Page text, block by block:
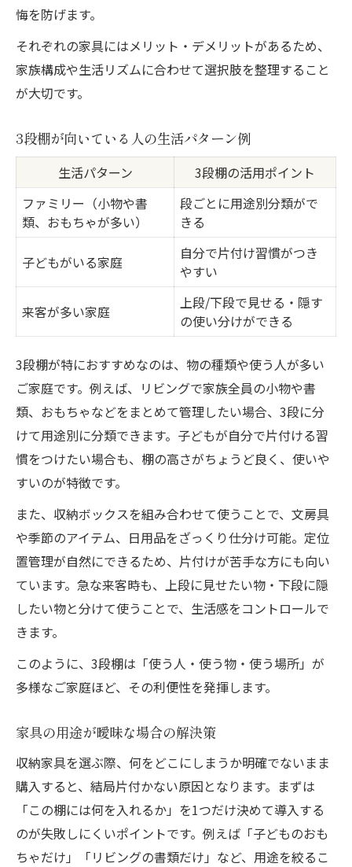
悔を防げます。
それぞれの家具にはメリット・デメリットがあるため、
家族構成や生活リズムに合わせて選択肢を整理すること
が大切です。
3段棚が向いている人の生活パターン例
生活パターン
3段棚の活用ポイント
ファミリー（小物や書
類、おもちゃが多い）
段ごとに用途別分類がで
きる
子どもがいる家庭
自分で片付け習慣がつき
やすい
来客が多い家庭
上段/下段で見せる・隠す
の使い分けができる
3段棚が特におすすめなのは、物の種類や使う人が多い
ご家庭です。例えば、リビングで家族全員の小物や書
類、おもちゃなどをまとめて管理したい場合、3段に分
けて用途別に分類できます。子どもが自分で片付ける習
慣をつけたい場合も、棚の高さがちょうど良く、使いや
すいのが特徴です。
また、収納ボックスを組み合わせて使うことで、文房具
や季節のアイテム、日用品をざっくり仕分け可能。定位
置管理が自然にできるため、片付けが苦手な方にも向い
ています。急な来客時も、上段に見せたい物・下段に隠
したい物と分けて使うことで、生活感をコントロールで
きます。
このように、3段棚は「使う人・使う物・使う場所」が
多様なご家庭ほど、その利便性を発揮します。
家具の用途が曖昧な場合の解決策
収納家具を選ぶ際、何をどこにしまうか明確でないまま
購入すると、結局片付かない原因となります。まずは
「この棚には何を入れるか」を1つだけ決めて導入する
のが失敗しにくいポイントです。例えば「子どものおも
ちゃだけ」「リビングの書類だけ」など、用途を絞るこ